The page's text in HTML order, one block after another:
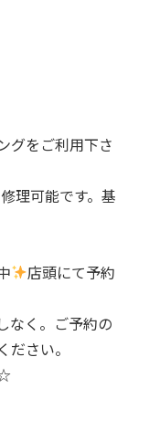
グをご利用下さ
理可能です。基
店頭にて予約
なく。ご予約の
さい。